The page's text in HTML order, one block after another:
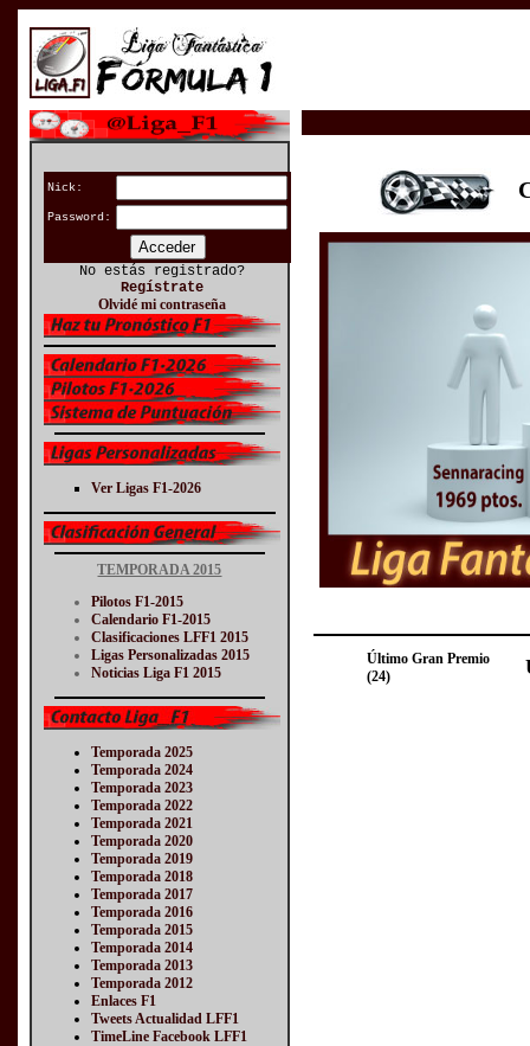
Último Gran Premio
(24)
Nick:
Password:
No estás registrado?
Regístrate
Olvidé mi contraseña
Ver Ligas F1-2026
TEMPORADA 2015
Pilotos F1-2015
Calendario F1-2015
Clasificaciones LFF1 2015
Ligas Personalizadas 2015
Noticias Liga F1 2015
Temporada 2025
Temporada 2024
Temporada 2023
Temporada 2022
Temporada 2021
Temporada 2020
Temporada 2019
Temporada 2018
Temporada 2017
Temporada 2016
Temporada 2015
Temporada 2014
Temporada 2013
Temporada 2012
Enlaces F1
Tweets Actualidad LFF1
TimeLine Facebook LFF1